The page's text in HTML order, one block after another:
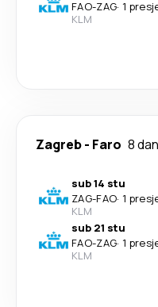
FAO-ZAG· 1
KLM
Zagreb- Faro 8
sub 14 stu
ZAG-FAO· 1
KLM
sub 21 stu
FAO-ZAG· 1
KLM